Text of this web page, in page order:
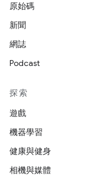
原始碼
新聞
網誌
Podcast
探索
遊戲
機器學習
健康與健身
相機與媒體